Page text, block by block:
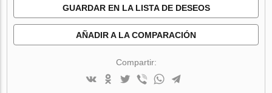
GUARDAR EN LA LISTA DE DESEOS
AÑADIR A LA COMPARACIÓN
Compartir: